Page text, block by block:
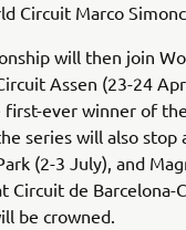
Circuit Marco
will then join
Assen (23-24
ever winner of
series will also stop
(2-3 July), and
Circuit de
be crowned.